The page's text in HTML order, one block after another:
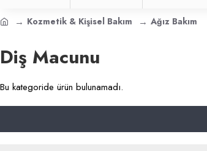
Kozmetik & Kişisel Bakım Ağız Bakım
Diş Macunu
Bu kategoride ürün bulunamadı.